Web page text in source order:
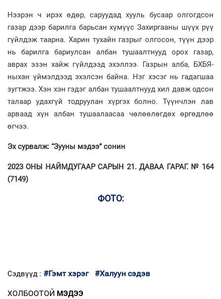
Нээрэн ч ирэх өдөр, саруудад хууль бусаар олгогдсон
газар дээр барилга барьсан хүмүүс Захиргааны шүүх рүү
гүйлдэж таарна. Харин тухайн газрыг олгосон, түүн дээр
нь барилга бариулсан албан тушаалтнууд орох газар,
аврах эзэн хайж гүйлдээд эхэллээ. Газрын алба, БХБЯ-
ныхан үймэлдээд эхэлсэн байна. Нэг хэсэг нь гадагшаа
зугтжээ. Хэн хэн гэдэг албан тушаалтнууд хил давж одсон
талаар удахгүй тодруулан хүргэх болно. Түүнчлэн лав
арваад хүн албан тушаалаасаа чөлөөлөгдөх өргөдлөө
өгчээ.
Эх сурвалж: “Зууны мэдээ” сонин
2023 ОНЫ НАЙМДУГААР САРЫН 21. ДАВАА ГАРАГ. № 164
(7149)
ФОТО:
Сэдвүүд : #Гэмт хэрэг #Халуун сэдэв
ХОЛБООТОЙ МЭДЭЭ